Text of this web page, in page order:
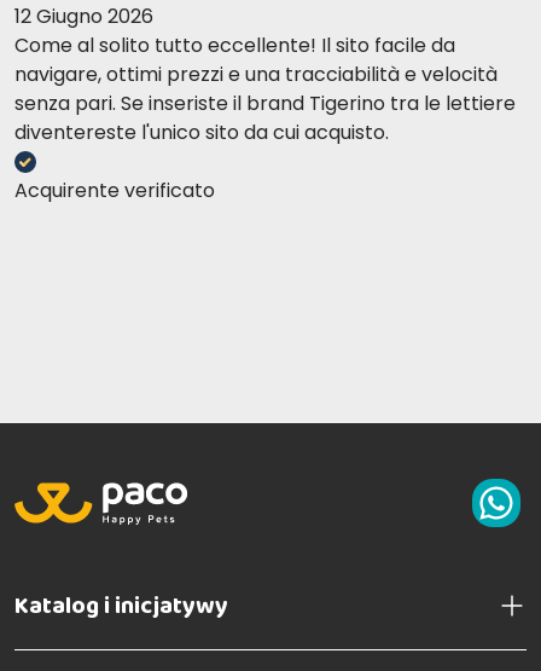
12 Giugno 2026
Come al solito tutto eccellente! Il sito facile da
navigare, ottimi prezzi e una tracciabilità e velocità
senza pari. Se inseriste il brand Tigerino tra le lettiere
diventereste l'unico sito da cui acquisto.
Acquirente verificato
Katalog i inicjatywy